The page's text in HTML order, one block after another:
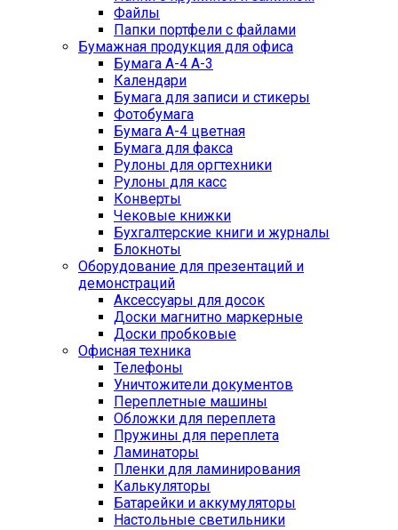
Файлы
Папки портфели с файлами
Бумажная продукция для офиса
Бумага А-4 А-3
Календари
Бумага для записи и стикеры
Фотобумага
Бумага А-4 цветная
Бумага для факса
Рулоны для оргтехники
Рулоны для касс
Конверты
Чековые книжки
Бухгалтерские книги и журналы
Блокноты
Оборудование для презентаций и
демонстраций
Аксессуары для досок
Доски магнитно маркерные
Доски пробковые
Офисная техника
Телефоны
Уничтожители документов
Переплетные машины
Обложки для переплета
Пружины для переплета
Ламинаторы
Пленки для ламинирования
Калькуляторы
Батарейки и аккумуляторы
Настольные светильники